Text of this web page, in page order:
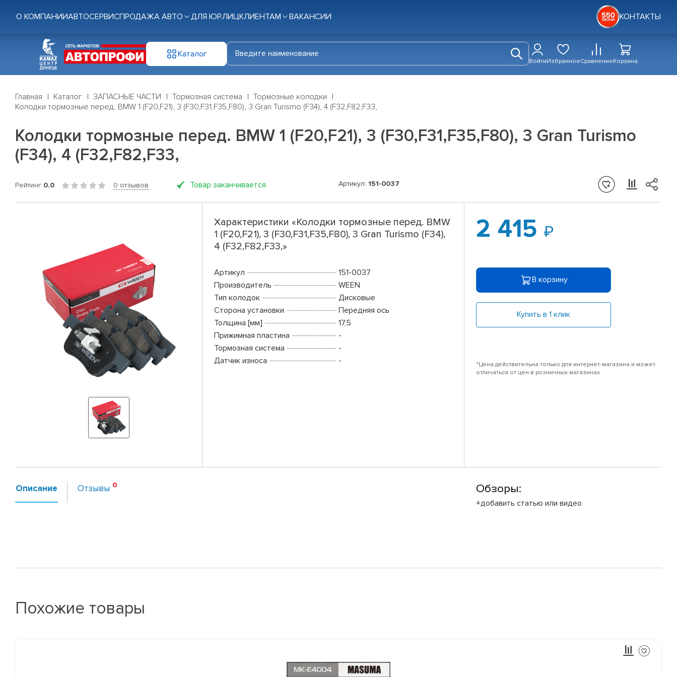
О КОМПАНИИАВТОСЕРВИСПРОДАЖА АВТО ДЛЯ ЮР.ЛИЦКЛИЕНТАМ ВАКАНСИИ КОНТАКТЫ
Каталог
ВойтиИзбранноеСравнениеКорзина
Главная Каталог ЗАПАСНЫЕ ЧАСТИ Тормозная система
Тормозные колодки
Колодки тормозные перед. BMW 1 (F20,F21), 3 (F30,F31,F35,F80), 3 Gran Turismo (F34), 4 (F32,F82,F33,
Колодки тормозные перед. BMW 1 (F20,F21), 3 (F30,F31,F35,F80), 3 Gran Turismo
(F34), 4 (F32,F82,F33,
Рейтинг 0.0 0 отзывов Товар заканчивается Артикул: 151-0037
Характеристики «Колодки тормозные перед. BMW
1 (F20,F21), 3 (F30,F31,F35,F80), 3 Gran Turismo (F34),
4 (F32,F82,F33,»
Артикул
151-0037
Производитель
WEEN
Тип колодок
Дисковые
Сторона установки
Передняя ось
Толщина [мм]
17,5
Прижимная пластина
-
Тормозная система
-
Датчик износа
-
2 415
В корзину
Купить в 1 клик
*Цена действительна только для интернет-магазина и может
отличаться от цен в розничных магазинах
Описание Отзывы Обзоры:
+добавить статью или видео
Похожие товары